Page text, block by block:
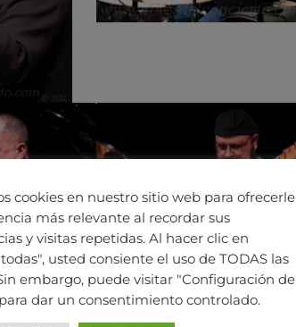
cookies en nuestro sitio web para ofrecerle
más relevante al recordar sus
y visitas repetidas. Al hacer clic en
usted consiente el uso de TODAS las
embargo, puede visitar "Configuración de
dar un consentimiento controlado.